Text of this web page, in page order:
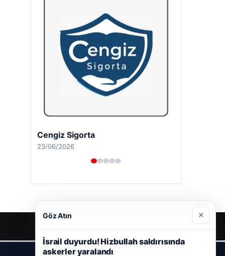
Hastaş Beton
26/05/2026
Göz Atın ×
İsrail duyurdu! Hizbullah saldırısında
askerler yaralandı